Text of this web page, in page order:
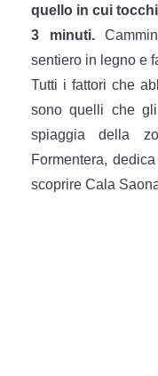
quello in cui
3 minuti.
sentiero in legno e
Tutti i fattori che
sono quelli che
spiaggia della
Formentera,
scoprire Cala